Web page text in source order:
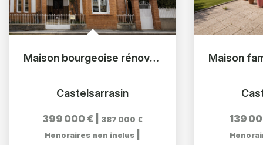
Maison bourgeoise rénovée avec jardin sur le canal
Castelsarrasin
399 000 €
387 000 €
Honoraires non inclus
139